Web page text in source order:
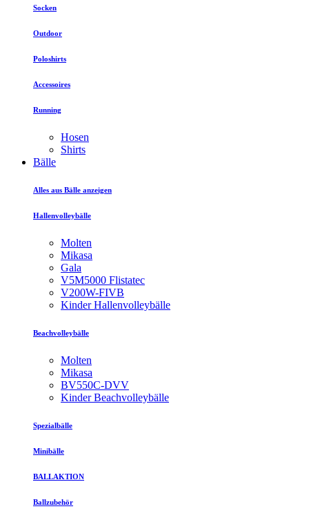
Socken
Outdoor
Poloshirts
Accessoires
Running
Hosen
Shirts
Bälle
Alles aus Bälle anzeigen
Hallenvolleybälle
Molten
Mikasa
Gala
V5M5000 Flistatec
V200W-FIVB
Kinder Hallenvolleybälle
Beachvolleybälle
Molten
Mikasa
BV550C-DVV
Kinder Beachvolleybälle
Spezialbälle
Minibälle
BALLAKTION
Ballzubehör